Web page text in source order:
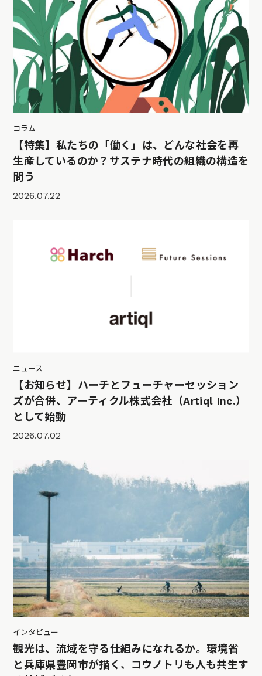
コラム
【特集】私たちの「働く」は、どんな社会を再
生産しているのか？サステナ時代の組織の構造を
問う
2026.07.22
ニュース
【お知らせ】ハーチとフューチャーセッション
ズが合併、アーティクル株式会社（Artiql Inc.）
として始動
2026.07.02
インタビュー
観光は、流域を守る仕組みになれるか。環境省
と兵庫県豊岡市が描く、コウノトリも人も共生す